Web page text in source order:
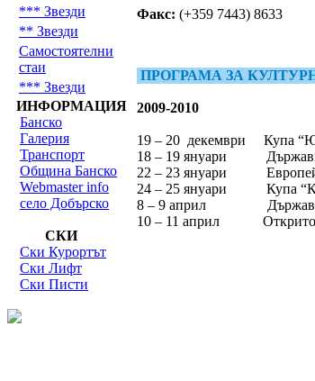
*** Звезди
** Звезди
Самостоятелни
стаи
*** Звезди
ИНФОРМАЦИЯ
Банско
Галерия
Транспорт
Община Банско
Webmaster info
село Добърско
СКИ
Ски Курортът
Ски Лифт
Ски Писти
Факс: (+359 7443) 8633
ПРОГРАМА ЗА
2009-2010
19 – 20 декември Купа
18 – 19 януари Държавно
22 – 23 януари
24 – 25 януари Купа
8 – 9 април Държавно
10 – 11 април Открито